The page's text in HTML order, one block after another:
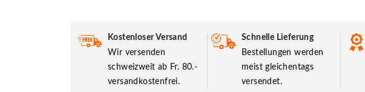
Kostenloser Versand
Wir versenden
schweizweit ab Fr. 80.-
versandkostenfrei.
Schnelle Lieferung
Bestellungen werden
meist gleichentags
versendet.